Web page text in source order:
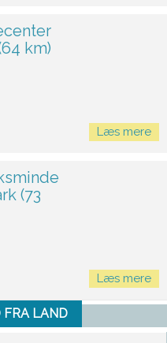
km)
Læs mere
(73
Læs mere
FRA LAND